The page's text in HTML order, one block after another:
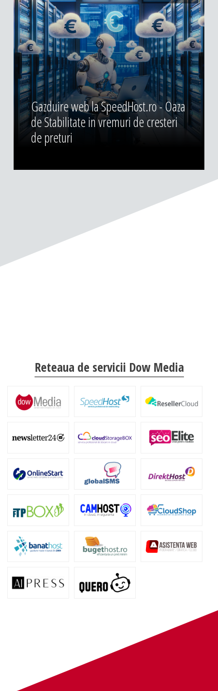
Gazduire web la SpeedHost.ro - Oaza
de Stabilitate in vremuri de cresteri
de preturi
Reteaua de servicii Dow Media